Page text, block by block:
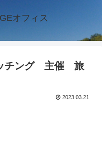
オフィス
チング 主催 旅
2023.03.21